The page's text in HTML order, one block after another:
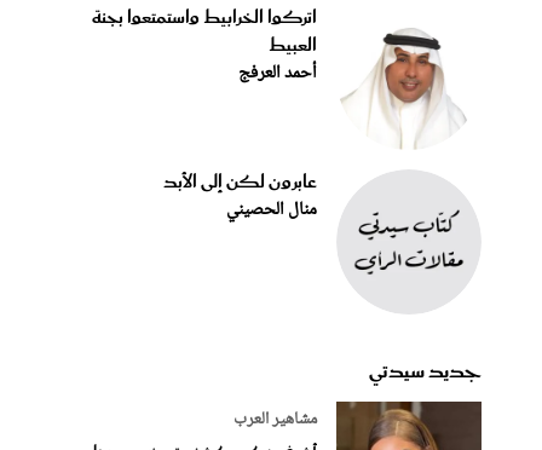
اتركوا الخرابيط واستمتعوا بجنة
العبيط
أحمد العرفج
عابرون لكن إلى الأبد
منال الحصيني
جديد سيدتي
مشاهير العرب